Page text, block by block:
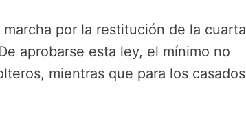
por la restitución de la cuarta
aprobarse esta ley, el mínimo no
mientras que para los casados